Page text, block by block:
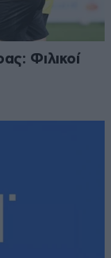
Φιλικοί